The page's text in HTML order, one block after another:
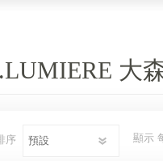
大
序 顯示